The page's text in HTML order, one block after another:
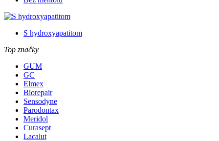
S hydroxyapatitom
Top značky
GUM
GC
Elmex
Biorepair
Sensodyne
Parodontax
Meridol
Curasept
Lacalut